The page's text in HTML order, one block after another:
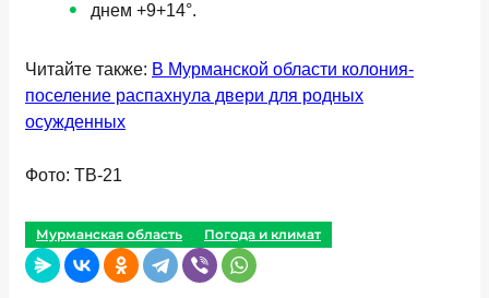
днем +9+14°.
Читайте также: В Мурманской области колония-
поселение распахнула двери для родных
осужденных
Фото: ТВ-21
Мурманская область Погода и климат